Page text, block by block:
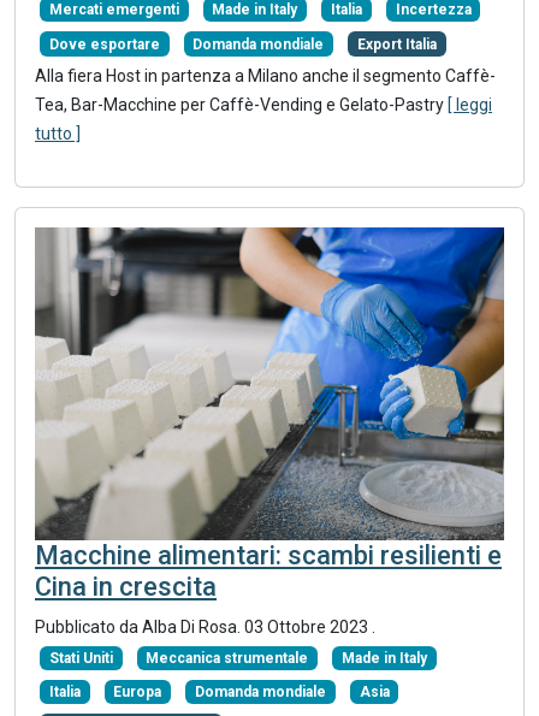
Mercati emergenti Made in Italy Italia Incertezza
Dove esportare Domanda mondiale Export Italia
Alla fiera Host in partenza a Milano anche il segmento Caffè-
Tea, Bar-Macchine per Caffè-Vending e Gelato-Pastry [ leggi
tutto ]
Macchine alimentari: scambi resilienti e
Cina in crescita
Pubblicato da Alba Di Rosa. 03 Ottobre 2023
Stati Uniti Meccanica strumentale Made in Italy
Italia Europa Domanda mondiale Asia